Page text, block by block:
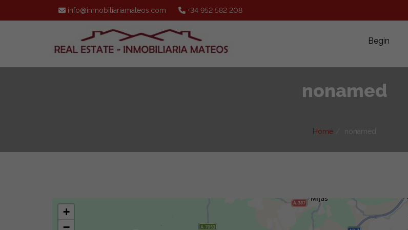
info@inmobiliariamateos.com +34 952 582 208
Begin
nonamed
Home nonamed
+
−